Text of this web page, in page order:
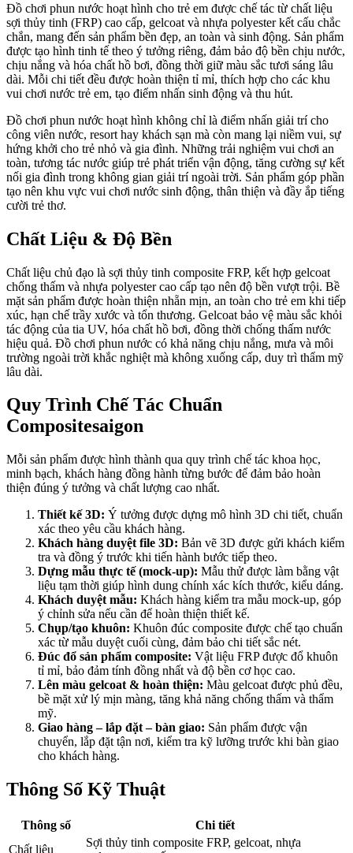
Đồ chơi phun nước hoạt hình cho trẻ em được chế tác từ chất liệu
sợi thủy tinh (FRP) cao cấp, gelcoat và nhựa polyester kết cấu chắc
chắn, mang đến sản phẩm bền đẹp, an toàn và sinh động. Sản phẩm
được tạo hình tinh tế theo ý tưởng riêng, đảm bảo độ bền chịu nước,
chịu nắng và hóa chất hồ bơi, đồng thời giữ màu sắc tươi sáng lâu
dài. Mỗi chi tiết đều được hoàn thiện tỉ mỉ, thích hợp cho các khu
vui chơi nước trẻ em, tạo điểm nhấn sinh động và thu hút.
Đồ chơi phun nước hoạt hình không chỉ là điểm nhấn giải trí cho
công viên nước, resort hay khách sạn mà còn mang lại niềm vui, sự
hứng khởi cho trẻ nhỏ và gia đình. Những trải nghiệm vui chơi an
toàn, tương tác nước giúp trẻ phát triển vận động, tăng cường sự kết
nối gia đình trong không gian giải trí ngoài trời. Sản phẩm góp phần
tạo nên khu vực vui chơi nước sinh động, thân thiện và đầy ắp tiếng
cười trẻ thơ.
Chất Liệu & Độ Bền
Chất liệu chủ đạo là sợi thủy tinh composite FRP, kết hợp gelcoat
chống thấm và nhựa polyester cao cấp tạo nên độ bền vượt trội. Bề
mặt sản phẩm được hoàn thiện nhẵn mịn, an toàn cho trẻ em khi tiếp
xúc, hạn chế trầy xước và tổn thương. Gelcoat bảo vệ màu sắc khỏi
tác động của tia UV, hóa chất hồ bơi, đồng thời chống thấm nước
hiệu quả. Đồ chơi phun nước có khả năng chịu nắng, mưa và môi
trường ngoài trời khắc nghiệt mà không xuống cấp, duy trì thẩm mỹ
lâu dài.
Quy Trình Chế Tác Chuẩn
Compositesaigon
Mỗi sản phẩm được hình thành qua quy trình chế tác khoa học,
minh bạch, khách hàng đồng hành từng bước để đảm bảo hoàn
thiện đúng ý tưởng và chất lượng cao nhất.
Thiết kế 3D: Ý tưởng được dựng mô hình 3D chi tiết, chuẩn
xác theo yêu cầu khách hàng.
Khách hàng duyệt file 3D: Bản vẽ 3D được gửi khách kiểm
tra và đồng ý trước khi tiến hành bước tiếp theo.
Dựng mẫu thực tế (mock-up): Mẫu thử được làm bằng vật
liệu tạm thời giúp hình dung chính xác kích thước, kiểu dáng.
Khách duyệt mẫu: Khách hàng kiểm tra mẫu mock-up, góp
ý chỉnh sửa nếu cần để hoàn thiện thiết kế.
Chụp/tạo khuôn: Khuôn đúc composite được chế tạo chuẩn
xác từ mẫu duyệt cuối cùng, đảm bảo chi tiết sắc nét.
Đúc đổ sản phẩm composite: Vật liệu FRP được đổ khuôn
tỉ mỉ, bảo đảm tính đồng nhất và độ bền cơ học cao.
Lên màu gelcoat & hoàn thiện: Màu gelcoat được phủ đều,
bề mặt xử lý mịn màng, tăng khả năng chống thấm và thẩm
mỹ.
Giao hàng – lắp đặt – bàn giao: Sản phẩm được vận
chuyển, lắp đặt tận nơi, kiểm tra kỹ lưỡng trước khi bàn giao
cho khách hàng.
Thông Số Kỹ Thuật
Thông số
Chi tiết
Chất liệu
Sợi thủy tinh composite FRP, gelcoat, nhựa